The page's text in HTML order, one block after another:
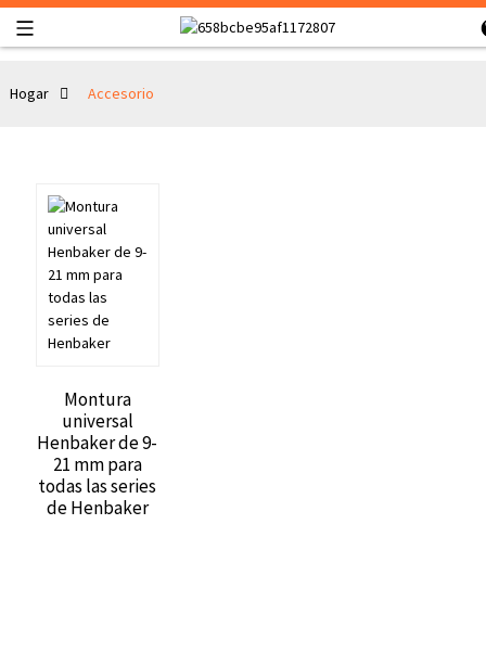
Hogar Accesorio
Montura
universal
Henbaker de 9-
21 mm para
todas las series
de Henbaker